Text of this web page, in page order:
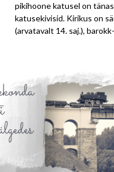
pikihoone katusel on
katusekivisid. Kirikus on
(arvatavalt 14. saj.),